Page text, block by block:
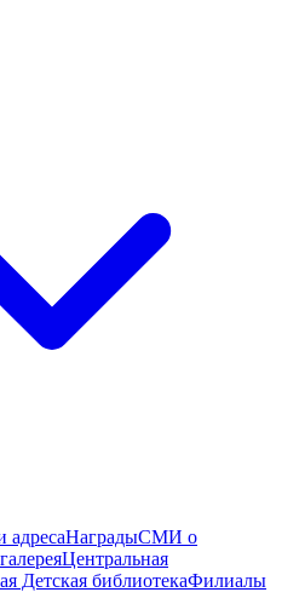
адресаНаградыСМИ о
Центральная
Детская библиотекаФилиалы